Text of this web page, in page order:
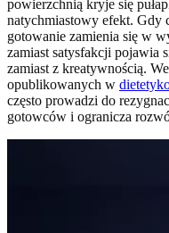
powierzchnią kryje się
natychmiastowy efekt. Gdy
gotowanie zamienia się w
zamiast satysfakcji pojawia
zamiast z kreatywnością.
opublikowanych w
często prowadzi do
gotowców i ogranicza